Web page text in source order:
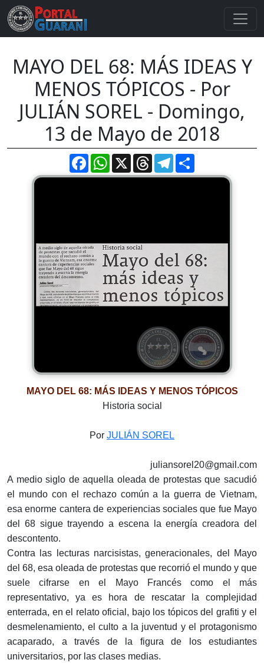
MAYO DEL 68: MÁS IDEAS Y
MENOS TÓPICOS - Por
JULIÁN SOREL - Domingo,
13 de Mayo de 2018
FacebookWhatsApp
X ThreadsTelegram
MAYO DEL 68: MÁS IDEAS Y MENOS TÓPICOS
Historia social
Por JULIÁN SOREL
juliansorel20@gmail.com
A medio siglo de aquella oleada de protestas que sacudió
el mundo con el rechazo común a la guerra de Vietnam,
esa enorme cantera de experiencias sociales que fue Mayo
del 68 sigue trayendo a escena la energía creadora del
descontento.
Contra las lecturas narcisistas, generacionales, del Mayo
del 68, esa oleada de protestas que recorrió el mundo y que
suele cifrarse en el Mayo Francés como el más
representativo, ya es hora de rescatar la complejidad
enterrada, en el relato oficial, bajo los tópicos del grafiti y el
desmelenamiento, el culto a la juventud y el protagonismo
acaparado, a través de la figura de los estudiantes
universitarios, por las clases medias.